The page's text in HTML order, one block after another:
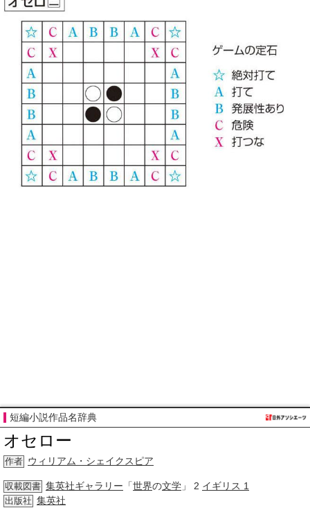
短編小説作品名辞典
オセロー
作者 ウィリアム・シェイクスピア
収載図書 集英社ギャラリー 「世界の文学 」 2 イギリス 1
出版社 集英社